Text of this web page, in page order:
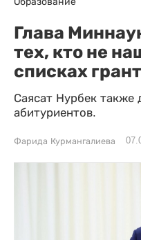
Глава
тех, кто не
списках
Саясат Нурбек также
абитуриентов.
Фарида Курмангалиева